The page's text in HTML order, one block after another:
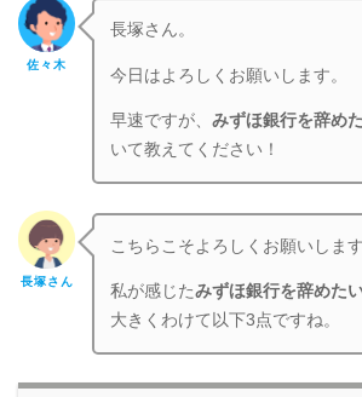
佐々木
長塚さん。
今日はよろしくお願いします。
早速ですが、みずほ銀行を辞め
いて教えてください！
長塚さん
こちらこそよろしくお願いします
私が感じたみずほ銀行を辞めた
大きくわけて以下3点ですね。